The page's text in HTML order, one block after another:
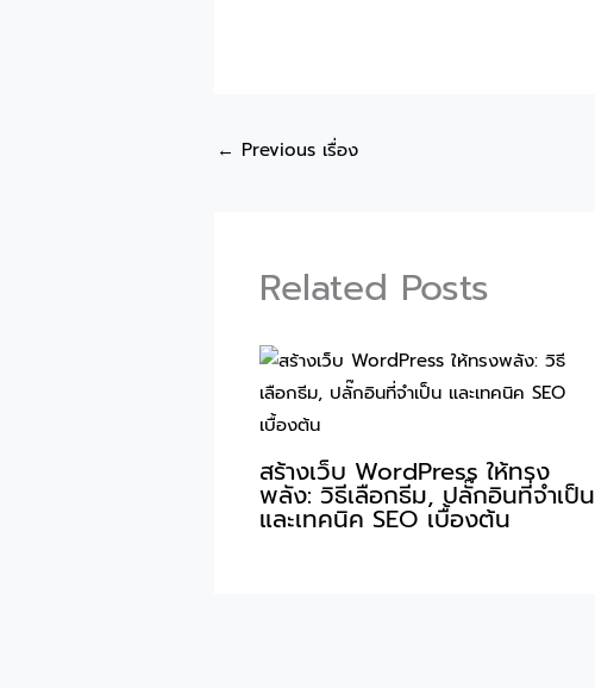
← Previous เรื่อง
Related Posts
สร้างเว็บ WordPress ให้ทรง
พลัง: วิธีเลือกธีม, ปลั๊กอินที่จำเป็น
และเทคนิค SEO เบื้องต้น